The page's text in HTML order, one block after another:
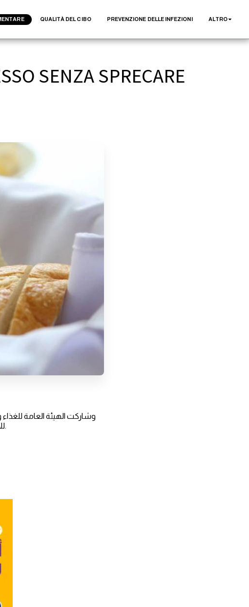
QUALITÀ DEL CIBO PREVENZIONE DELLE INFEZIONI ALTRO
SENZA SPRECARE
وشاركت الهيئة العامة
للاستفادة من الكميات الزائدة من الخبز، وذلك بدلاً من رميه في القمامة، وهدر الطعام.